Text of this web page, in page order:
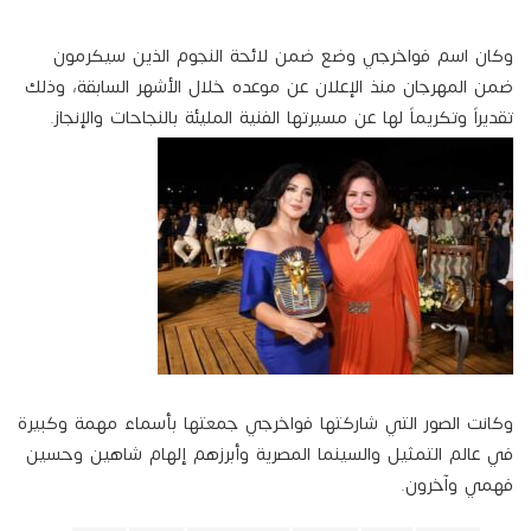
وكان اسم فواخرجي وضع ضمن لائحة النجوم الذين سيكرمون
ضمن المهرجان منذ الإعلان عن موعده خلال الأشهر السابقة، وذلك
تقديراً وتكريماً لها عن مسيرتها الفنية المليئة بالنجاحات والإنجاز.
وكانت الصور التي شاركتها فواخرجي جمعتها بأسماء مهمة وكبيرة
في عالم التمثيل والسينما المصرية وأبرزهم إلهام شاهين وحسين
فهمي وآخرون.